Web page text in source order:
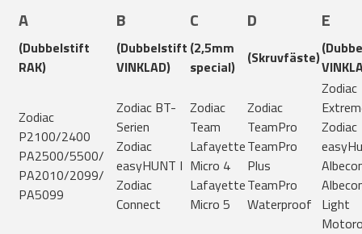
A B C D E
(Dubbelstift
RAK)
(Dubbelstift
VINKLAD)
(2,5mm
special)
(Skruvfäste)
Zodiac
P2100/2400
PA2500/5500/
PA2010/2099/
PA5099
Zodiac BT-
Serien
Zodiac
easyHUNT I
Zodiac
Connect
Zodiac
Team
Lafayette
Micro 4
Lafayette
Micro 5
Zodiac
TeamPro
TeamPro
Plus
TeamPro
Waterproof
Zodiac
Zodiac
Light